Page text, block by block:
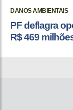
DANOS AMBIENTAIS
PF deflagra
R$ 469